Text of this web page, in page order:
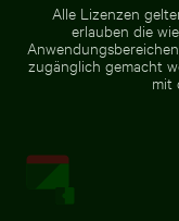
Alte Ruinen von Wat
Ayutthaya
Reiher fängt
Alle Lizenzen
erlauben die
zugänglich gemacht
mit